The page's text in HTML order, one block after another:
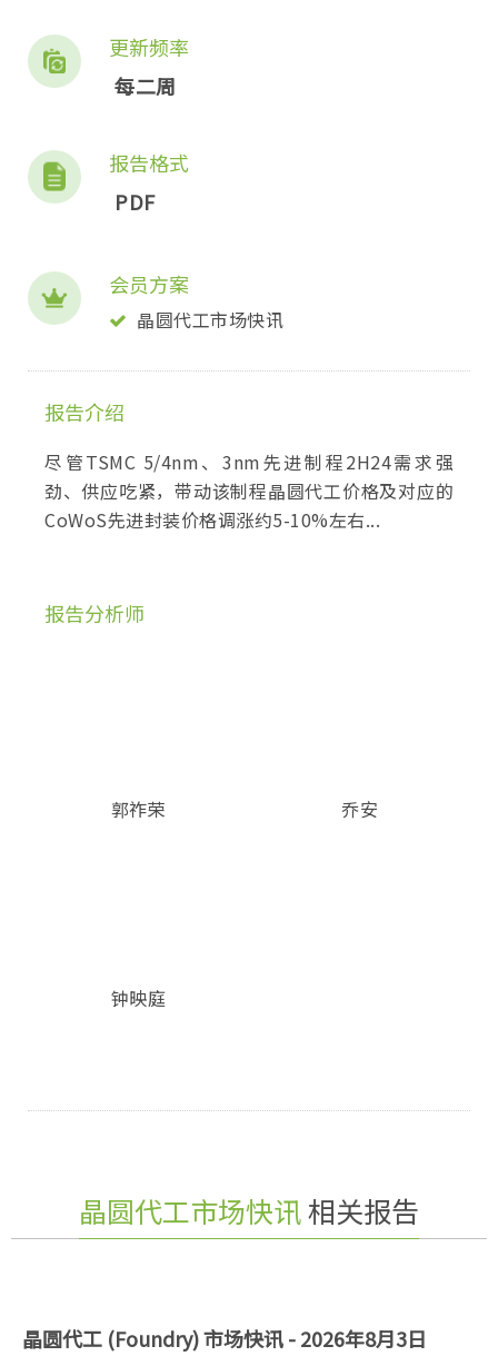
更新频率
每二周
报告格式
PDF
会员方案
晶圆代工市场快讯
报告介绍
尽管TSMC 5/4nm、3nm先进制程2H24需求强
劲、供应吃紧，带动该制程晶圆代工价格及对应的
CoWoS先进封装价格调涨约5-10%左右...
报告分析师
郭祚荣 乔安
钟映庭
晶圆代工市场快讯相关报告
晶圆代工 (Foundry) 市场快讯 - 2026年8月3日